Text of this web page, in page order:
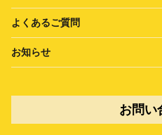
よくあるご質問
お知らせ
お問い